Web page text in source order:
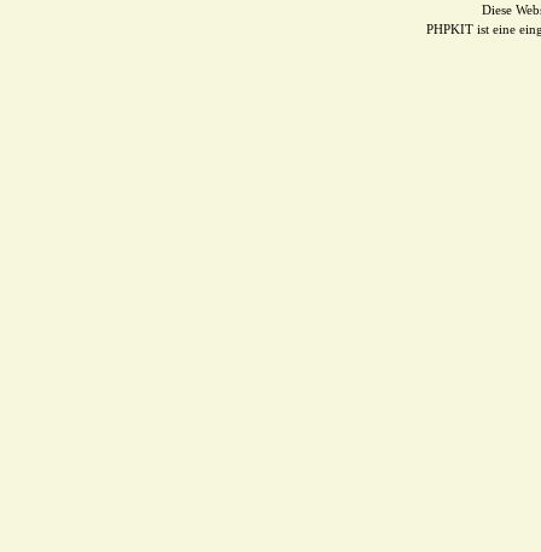
Diese
PHPKIT ist eine